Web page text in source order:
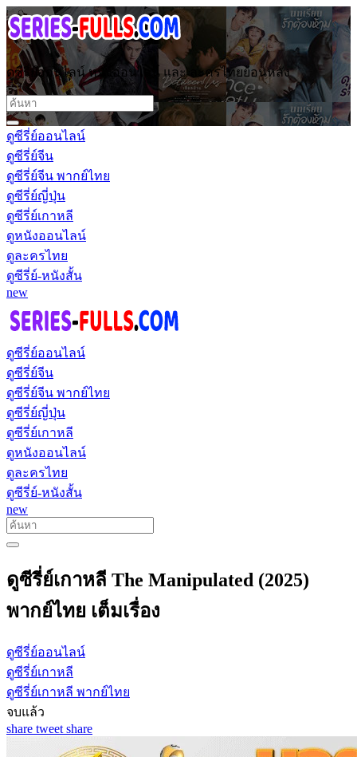
ดูซีรี่ย์ออนไลน์ หนังออนไลน์ และ ละครไทยย้อนหลัง
ดูซีรี่ย์ออนไลน์
ดูซีรี่ย์จีน
ดูซีรี่ย์จีน พากย์ไทย
ดูซีรี่ย์ญี่ปุ่น
ดูซีรี่ย์เกาหลี
ดูหนังออนไลน์
ดูละครไทย
ดูซีรี่ย์-หนังสั้น
new
ดูซีรี่ย์ออนไลน์
ดูซีรี่ย์จีน
ดูซีรี่ย์จีน พากย์ไทย
ดูซีรี่ย์ญี่ปุ่น
ดูซีรี่ย์เกาหลี
ดูหนังออนไลน์
ดูละครไทย
ดูซีรี่ย์-หนังสั้น
new
ดูซีรี่ย์เกาหลี The Manipulated (2025)
พากย์ไทย เต็มเรื่อง
ดูซีรี่ย์ออนไลน์
ดูซีรี่ย์เกาหลี
ดูซีรี่ย์เกาหลี พากย์ไทย
จบแล้ว
share tweet share